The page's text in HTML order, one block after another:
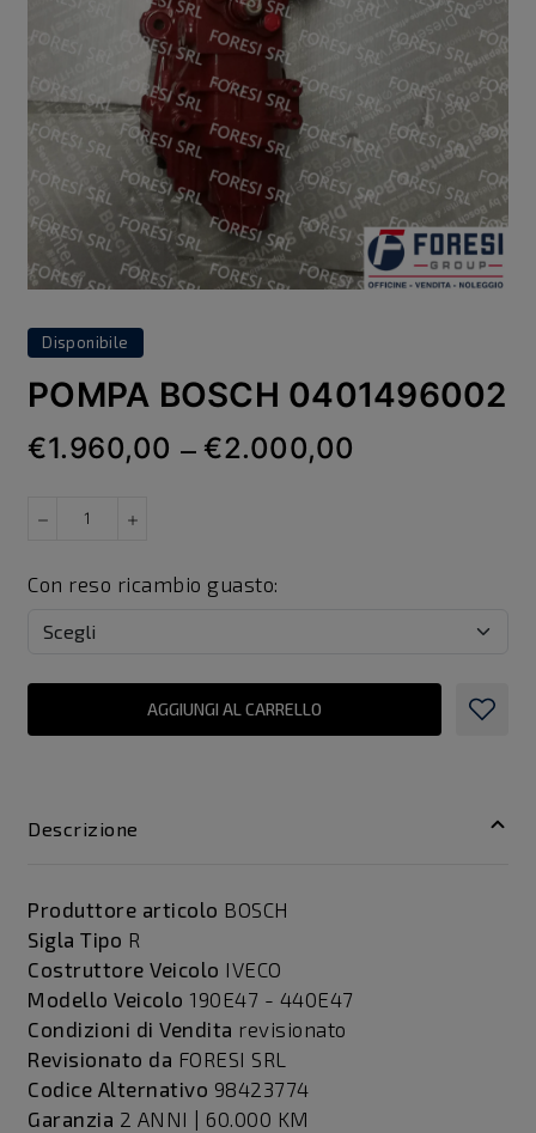
Disponibile
POMPA BOSCH 0401496002
€1.960,00 — €2.000,00
Con reso ricambio guasto:
AGGIUNGI AL CARRELLO
Descrizione
Produttore articolo BOSCH
Sigla Tipo R
Costruttore Veicolo IVECO
Modello Veicolo 190E47 - 440E47
Condizioni di Vendita revisionato
Revisionato da FORESI SRL
Codice Alternativo 98423774
Garanzia 2 ANNI | 60.000 KM